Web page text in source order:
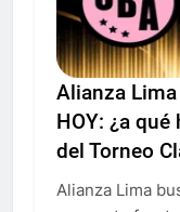
Alianza Lima
HOY: ¿a
del Torneo
Alianza Lima